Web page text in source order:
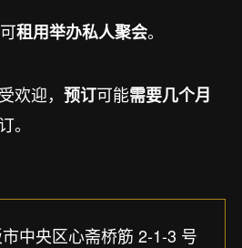
可租用举办私人聚会。
欢迎， 预订可能需要几个月
。
中央区心斋桥筋 2-1-3 号